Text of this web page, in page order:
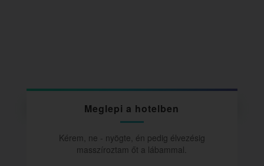
Meglepi a hotelben
Kérem, ne - nyögte, én pedig élvezésig
masszíroztam őt a lábammal.